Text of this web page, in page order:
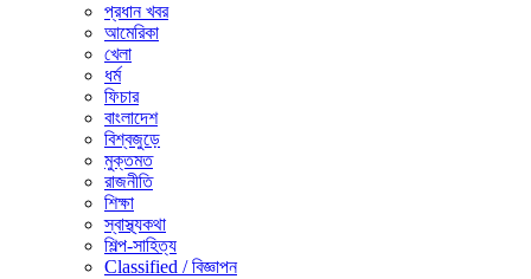
প্রধান খবর
আমেরিকা
খেলা
ধর্ম
ফিচার
বাংলাদেশ
বিশ্বজুড়ে
মুক্তমত
রাজনীতি
শিক্ষা
স্বাস্থ্যকথা
শিল্প-সাহিত্য
Classified / বিজ্ঞাপন